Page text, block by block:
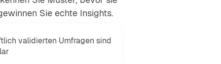
Sie echte Insights.
validierten Umfragen sind